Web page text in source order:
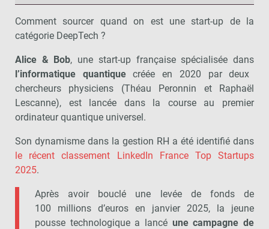
Comment sourcer quand on est une start-up de la
catégorie DeepTech ?
Alice & Bob, une start-up française spécialisée dans
l’informatique quantiquecréée en 2020 par deux
chercheurs physiciens (Théau Peronnin et Raphaël
Lescanne), est lancée dans la course au premier
ordinateur quantique universel.
Son dynamisme dans la gestion RH a été identifié dans
le récent classement
LinkedIn France Top Startups
2025.
Après avoir bouclé une levée de fonds de
100 millions d’euros en janvier 2025, la jeune
pousse technologique a lancé une campagne de